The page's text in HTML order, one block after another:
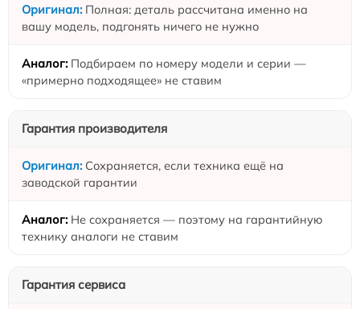
Полная: деталь рассчитана именно на
вашу модель, подгонять ничего не нужно
Подбираем по номеру модели и серии —
«примерно подходящее» не ставим
Гарантия производителя
Сохраняется, если техника ещё на
заводской гарантии
Не сохраняется — поэтому на гарантийную
технику аналоги не ставим
Гарантия сервиса